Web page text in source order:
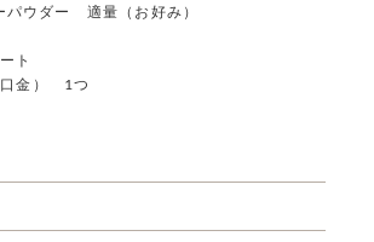
パウダー 適量（お好み）
ト
口金） 1つ